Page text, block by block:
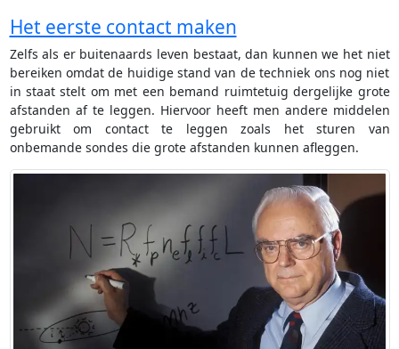
Het eerste contact maken
Zelfs als er buitenaards leven bestaat, dan kunnen we het niet
bereiken omdat de huidige stand van de techniek ons nog niet
in staat stelt om met een bemand ruimtetuig dergelijke grote
afstanden af te leggen. Hiervoor heeft men andere middelen
gebruikt om contact te leggen zoals het sturen van
onbemande sondes die grote afstanden kunnen afleggen.